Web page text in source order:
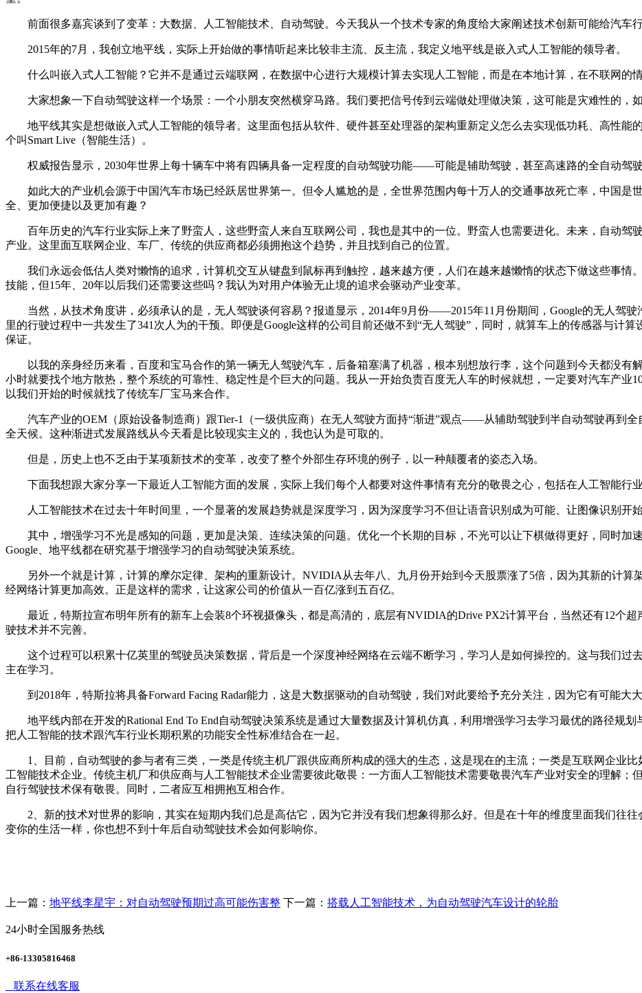
前面很多嘉宾谈到了变革：大数据、人工智能技术、自动驾驶。今天我从一个技术专家的角度给大家阐述技术创新可能给汽车行
2015年的7月，我创立地平线，实际上开始做的事情听起来比较非主流、反主流，我定义地平线是嵌入式人工智能的领导者。
什么叫嵌入式人工智能？它并不是通过云端联网，在数据中心进行大规模计算去实现人工智能，而是在本地计算，在不联网的
大家想象一下自动驾驶这样一个场景：一个小朋友突然横穿马路。我们要把信号传到云端做处理做决策，这可能是灾难性的，
地平线其实是想做嵌入式人工智能的领导者。这里面包括从软件、硬件甚至处理器的架构重新定义怎么去实现低功耗、高性能
个叫Smart Live（智能生活）。
权威报告显示，2030年世界上每十辆车中将有四辆具备一定程度的自动驾驶功能——可能是辅助驾驶，甚至高速路的全自动驾驶
如此大的产业机会源于中国汽车市场已经跃居世界第一。但令人尴尬的是，全世界范围内每十万人的交通事故死亡率，中国是
全、更加便捷以及更加有趣？
百年历史的汽车行业实际上来了野蛮人，这些野蛮人来自互联网公司，我也是其中的一位。野蛮人也需要进化。未来，自动驾
产业。这里面互联网企业、车厂、传统的供应商都必须拥抱这个趋势，并且找到自己的位置。
我们永远会低估人类对懒惰的追求，计算机交互从键盘到鼠标再到触控，越来越方便，人们在越来越懒惰的状态下做这些事情
技能，但15年、20年以后我们还需要这些吗？我认为对用户体验无止境的追求会驱动产业变革。
当然，从技术角度讲，必须承认的是，无人驾驶谈何容易？报道显示，2014年9月份——2015年11月份期间，Google的无人驾驶
里的行驶过程中一共发生了341次人为的干预。即便是Google这样的公司目前还做不到“无人驾驶”，同时，就算车上的传感器与计
保证。
以我的亲身经历来看，百度和宝马合作的第一辆无人驾驶汽车，后备箱塞满了机器，根本别想放行李，这个问题到今天都没有
小时就要找个地方散热，整个系统的可靠性、稳定性是个巨大的问题。我从一开始负责百度无人车的时候就想，一定要对汽车产业
以我们开始的时候就找了传统车厂宝马来合作。
汽车产业的OEM（原始设备制造商）跟Tier-1（一级供应商）在无人驾驶方面持“渐进”观点——从辅助驾驶到半自动驾驶再到全
全天候。这种渐进式发展路线从今天看是比较现实主义的，我也认为是可取的。
但是，历史上也不乏由于某项新技术的变革，改变了整个外部生存环境的例子，以一种颠覆者的姿态入场。
下面我想跟大家分享一下最近人工智能方面的发展，实际上我们每个人都要对这件事情有充分的敬畏之心，包括在人工智能行业
人工智能技术在过去十年时间里，一个显著的发展趋势就是深度学习，因为深度学习不但让语音识别成为可能、让图像识别开
其中，增强学习不光是感知的问题，更加是决策、连续决策的问题。优化一个长期的目标，不光可以让下棋做得更好，同时加
Google、地平线都在研究基于增强学习的自动驾驶决策系统。
另外一个就是计算，计算的摩尔定律、架构的重新设计。NVIDIA从去年八、九月份开始到今天股票涨了5倍，因为其新的计算
经网络计算更加高效。正是这样的需求，让这家公司的价值从一百亿涨到五百亿。
最近，特斯拉宣布明年所有的新车上会装8个环视摄像头，都是高清的，底层有NVIDIA的Drive PX2计算平台，当然还有12个超
驶技术并不完善。
这个过程可以积累十亿英里的驾驶员决策数据，背后是一个深度神经网络在云端不断学习，学习人是如何操控的。这与我们过
主在学习。
到2018年，特斯拉将具备Forward Facing Radar能力，这是大数据驱动的自动驾驶，我们对此要给予充分关注，因为它有可能大
地平线内部在开发的Rational End To End自动驾驶决策系统是通过大量数据及计算机仿真，利用增强学习去学习最优的路径规
把人工智能的技术跟汽车行业长期积累的功能安全性标准结合在一起。
1、目前，自动驾驶的参与者有三类，一类是传统主机厂跟供应商所构成的强大的生态，这是现在的主流；一类是互联网企业比
工智能技术企业。传统主机厂和供应商与人工智能技术企业需要彼此敬畏：一方面人工智能技术需要敬畏汽车产业对安全的理解；
自行驾驶技术保有敬畏。同时，二者应互相拥抱互相合作。
2、新的技术对世界的影响，其实在短期内我们总是高估它，因为它并没有我们想象得那么好。但是在十年的维度里面我们往往
变你的生活一样，你也想不到十年后自动驾驶技术会如何影响你。
上一篇： 地平线李星宇：对自动驾驶预期过高可能伤害整 下一篇： 搭载人工智能技术，为自动驾驶汽车设计的轮胎
24小时全国服务热线
+86-13305816468
联系在线客服